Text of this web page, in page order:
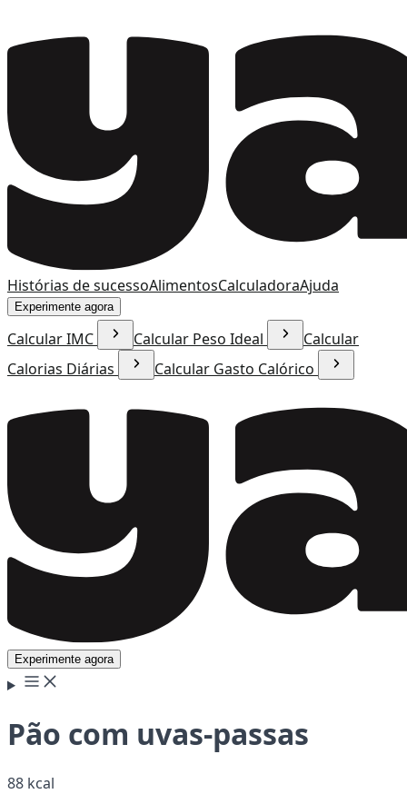
Histórias de sucessoAlimentosCalculadoraAjuda
Experimente agora
Calcular IMC Calcular Peso Ideal
Calcular
Calorias Diárias
Calcular Gasto Calórico
Experimente agora
Pão com uvas-passas
88 kcal